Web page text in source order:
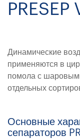
PRESEP
Динамические
применяются в
помола с
отдельных
Основные
сепараторов